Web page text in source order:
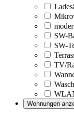
SW-
SW-
TV/